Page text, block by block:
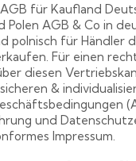
für Kaufland
Polen AGB & Co in
polnisch für Händler
Für einen
diesen
&
und
Impressum.